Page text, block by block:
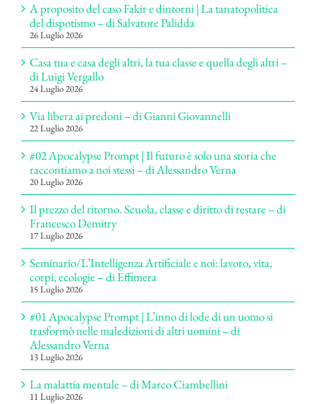
A proposito del caso Fakir e dintorni | La tanatopolitica
del dispotismo – di Salvatore Palidda
26 Luglio 2026
Casa tua e casa degli altri, la tua classe e quella degli altri –
di Luigi Vergallo
24 Luglio 2026
Via libera ai predoni – di Gianni Giovannelli
22 Luglio 2026
#02 Apocalypse Prompt | Il futuro è solo una storia che
raccontiamo a noi stessi – di Alessandro Verna
20 Luglio 2026
Il prezzo del ritorno. Scuola, classe e diritto di restare – di
Francesco Demitry
17 Luglio 2026
Seminario/L’Intelligenza Artificiale e noi: lavoro, vita,
corpi, ecologie – di Effimera
15 Luglio 2026
#01 Apocalypse Prompt | L’inno di lode di un uomo si
trasformò nelle maledizioni di altri uomini – di
Alessandro Verna
13 Luglio 2026
La malattia mentale – di Marco Ciambellini
11 Luglio 2026